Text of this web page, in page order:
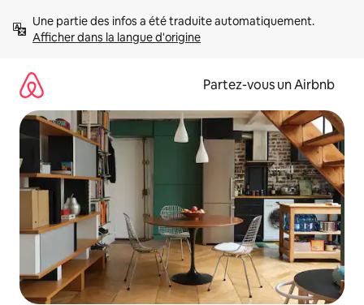
directement
Afficher dans la langue d'origine
Partez-vous un Airbnb